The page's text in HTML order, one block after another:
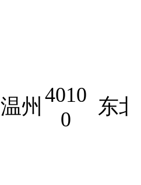
温州 4010
0
东北